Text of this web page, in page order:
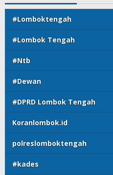
#Lomboktengah
#Lombok Tengah
#Ntb
#Dewan
#DPRD Lombok Tengah
Koranlombok.id
polreslomboktengah
#kades